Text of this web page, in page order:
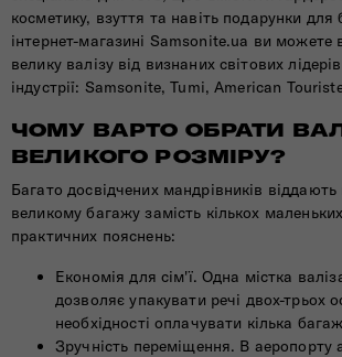
косметику, взуття та навіть подарунки для
інтернет-магазині Samsonite.ua ви можете
велику валізу від визнаних світових
індустрії: Samsonite, Tumi, American
ЧОМУ ВАРТО ОБРАТИ
ВЕЛИКОГО РОЗМІРУ?
Багато досвідчених мандрівників
великому багажу замість кількох
практичних пояснень:
Економія для сім'ї. Одна містка
дозволяє упакувати речі двох-трьох
необхідності оплачувати кілька
Зручність переміщення. В аеропорту